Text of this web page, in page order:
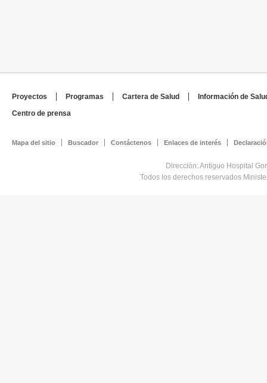
Proyectos Programas Cartera de Salud
Información de
Centro de prensa
Mapa del sitio Buscador Contáctenos Enlaces de interés
Dirección: Antiguo Hospital
Todos los derechos reservados